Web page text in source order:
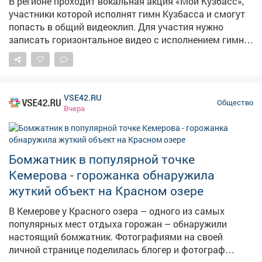
участники которой исполнят гимн Кузбасса и смогут
попасть в общий видеоклип. Для участия нужно
записать горизонтальное видео с исполнением гимна
в хорошем качестве и опубликовать его на своей
странице во «ВКонтакте» с хештегом #МойКузбасс.
Присоединяйтесь к акции и станьте частью общего
поздравления Кузбасса!
VSE42.RU
Вчера
Общество
Бомжатник в популярной точке
Кемерова - горожанка обнаружила
жуткий объект на Красном озере
В Кемерове у Красного озера – одного из самых
популярных мест отдыха горожан – обнаружили
настоящий бомжатник. Фотографиями на своей
личной странице поделилась блогер и фотограф